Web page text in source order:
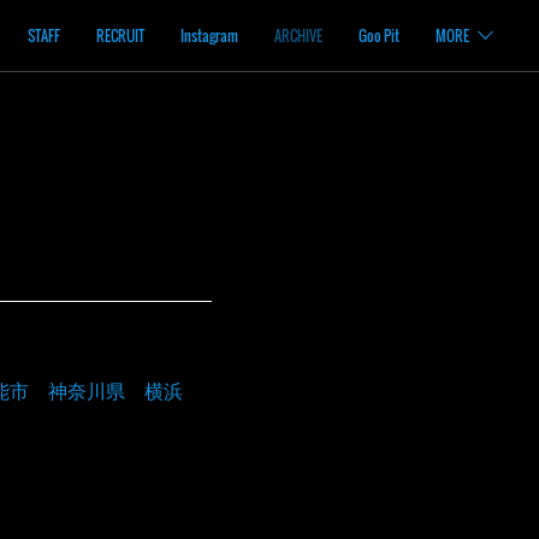
STAFF RECRUIT Instagram ARCHIVE Goo Pit MORE
神奈川県 横浜